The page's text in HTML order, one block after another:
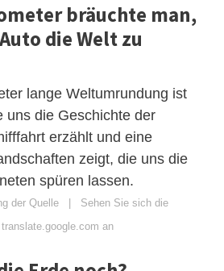
bräuchte man,
die Welt zu
lange Weltumrundung ist
uns die Geschichte der
erzählt und eine
zeigt, die uns die
spüren lassen.
der Quelle | Sehen Sie sich die
an